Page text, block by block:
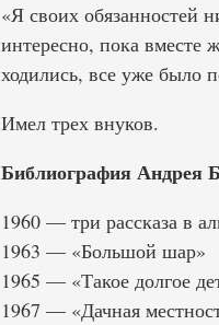
«Я своих обязанностей
интересно, пока вместе
ходились, все уже было
Имел трех внуков.
Библиография Андрея
1960 — три рассказа в
1963 — «Большой шар»
1965 — «Такое долгое
1967 — «Дачная